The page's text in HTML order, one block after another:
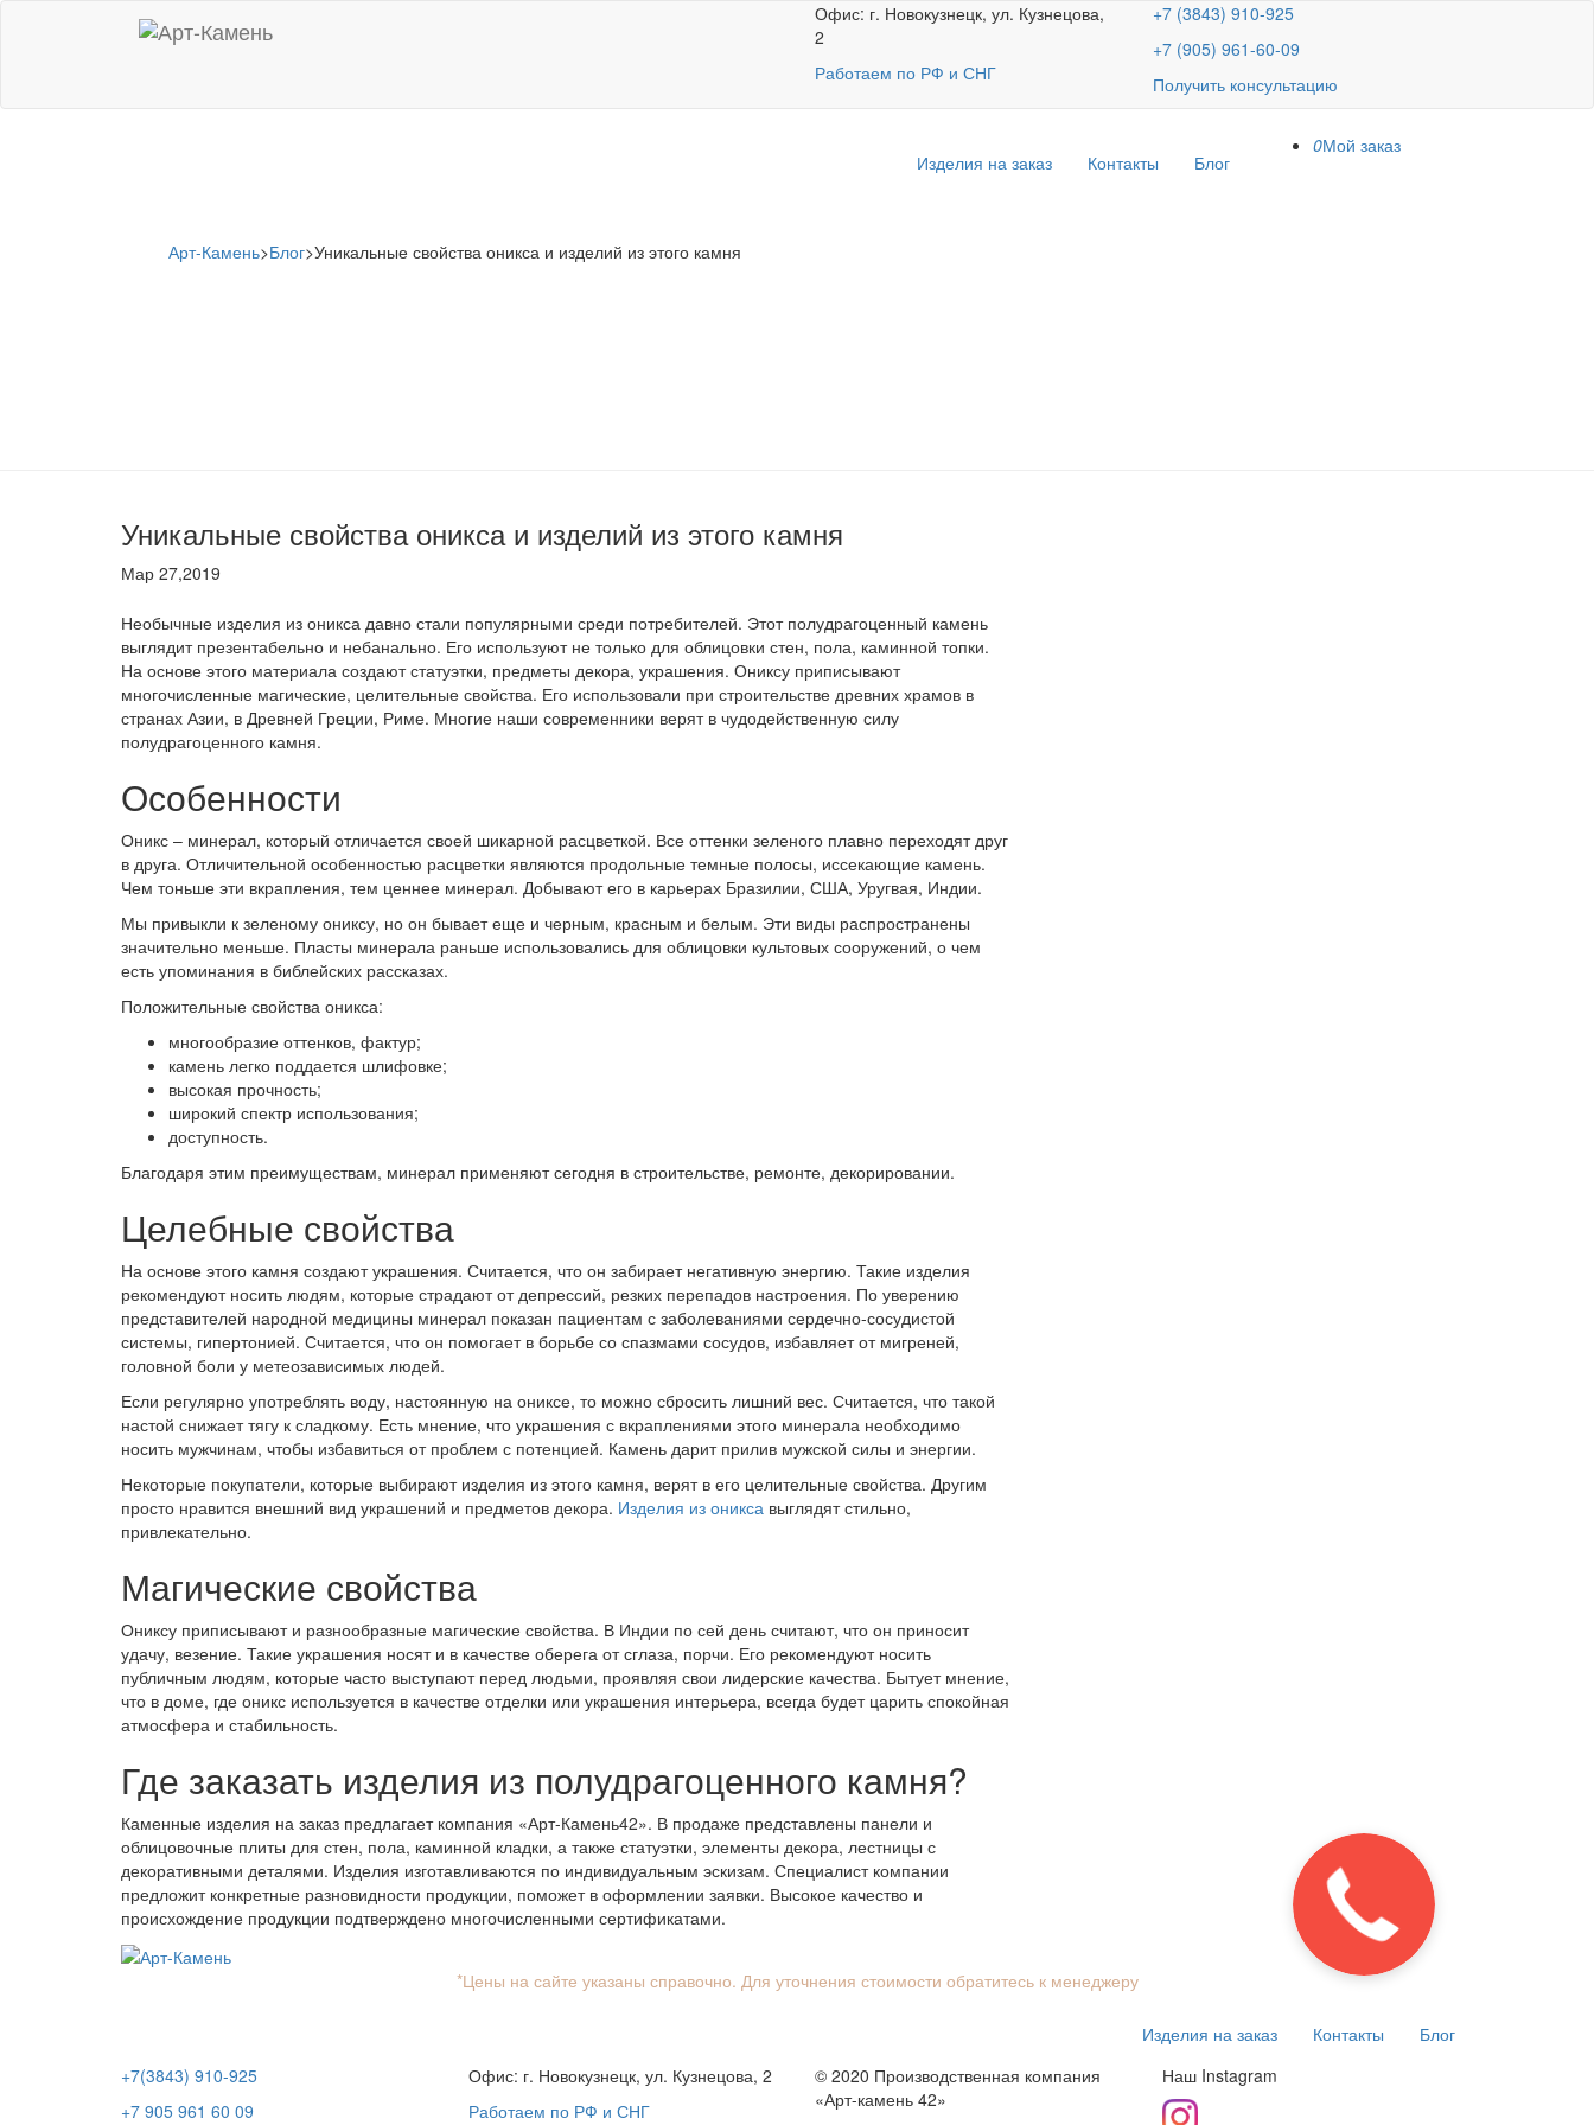
Офис: г. Новокузнецк, ул. Кузнецова,
2
Работаем по РФ и СНГ
+7 (3843) 910-925
+7 (905) 961-60-09
Получить консультацию
Изделия на заказ Контакты Блог
0Мой заказ
Арт-Камень>Блог>Уникальные свойства оникса и изделий из этого камня
Уникальные свойства оникса и изделий из этого камня
Мар 27,2019
Необычные изделия из оникса давно стали популярными среди потребителей. Этот полудрагоценный камень
выглядит презентабельно и небанально. Его используют не только для облицовки стен, пола, каминной топки.
На основе этого материала создают статуэтки, предметы декора, украшения. Ониксу приписывают
многочисленные магические, целительные свойства. Его использовали при строительстве древних храмов в
странах Азии, в Древней Греции, Риме. Многие наши современники верят в чудодейственную силу
полудрагоценного камня.
Особенности
Оникс – минерал, который отличается своей шикарной расцветкой. Все оттенки зеленого плавно переходят друг
в друга. Отличительной особенностью расцветки являются продольные темные полосы, иссекающие камень.
Чем тоньше эти вкрапления, тем ценнее минерал. Добывают его в карьерах Бразилии, США, Уругвая, Индии.
Мы привыкли к зеленому ониксу, но он бывает еще и черным, красным и белым. Эти виды распространены
значительно меньше. Пласты минерала раньше использовались для облицовки культовых сооружений, о чем
есть упоминания в библейских рассказах.
Положительные свойства оникса:
многообразие оттенков, фактур;
камень легко поддается шлифовке;
высокая прочность;
широкий спектр использования;
доступность.
Благодаря этим преимуществам, минерал применяют сегодня в строительстве, ремонте, декорировании.
Целебные свойства
На основе этого камня создают украшения. Считается, что он забирает негативную энергию. Такие изделия
рекомендуют носить людям, которые страдают от депрессий, резких перепадов настроения. По уверению
представителей народной медицины минерал показан пациентам с заболеваниями сердечно-сосудистой
системы, гипертонией. Считается, что он помогает в борьбе со спазмами сосудов, избавляет от мигреней,
головной боли у метеозависимых людей.
Если регулярно употреблять воду, настоянную на ониксе, то можно сбросить лишний вес. Считается, что такой
настой снижает тягу к сладкому. Есть мнение, что украшения с вкраплениями этого минерала необходимо
носить мужчинам, чтобы избавиться от проблем с потенцией. Камень дарит прилив мужской силы и энергии.
Некоторые покупатели, которые выбирают изделия из этого камня, верят в его целительные свойства. Другим
просто нравится внешний вид украшений и предметов декора. Изделия из оникса выглядят стильно,
привлекательно.
Магические свойства
Ониксу приписывают и разнообразные магические свойства. В Индии по сей день считают, что он приносит
удачу, везение. Такие украшения носят и в качестве оберега от сглаза, порчи. Его рекомендуют носить
публичным людям, которые часто выступают перед людьми, проявляя свои лидерские качества. Бытует мнение,
что в доме, где оникс используется в качестве отделки или украшения интерьера, всегда будет царить спокойная
атмосфера и стабильность.
Где заказать изделия из полудрагоценного камня?
Каменные изделия на заказ предлагает компания «Арт-Камень42». В продаже представлены панели и
облицовочные плиты для стен, пола, каминной кладки, а также статуэтки, элементы декора, лестницы с
декоративными деталями. Изделия изготавливаются по индивидуальным эскизам. Специалист компании
предложит конкретные разновидности продукции, поможет в оформлении заявки. Высокое качество и
происхождение продукции подтверждено многочисленными сертификатами.
*Цены на сайте указаны справочно. Для уточнения стоимости обратитесь к менеджеру
Изделия на заказ Контакты
Блог
+7(3843) 910-925
+7 905 961 60 09
Офис: г. Новокузнецк, ул. Кузнецова, 2
Работаем по РФ и СНГ
© 2020 Производственная компания
«Арт-камень 42»
Наш Instagram